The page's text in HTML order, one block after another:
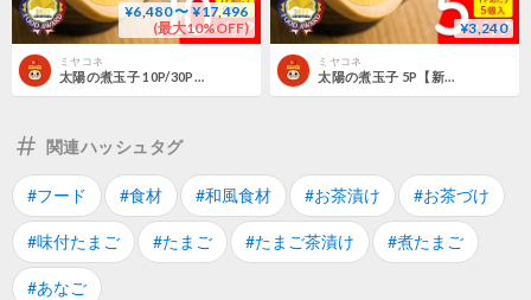
¥6,480 〜 ¥17,496
(最大10%OFF)
ミヤコネ
太陽の煮玉子 10P/30P【新発売記念！送料弊社負担！】
¥3,240
ミヤコネ
太陽の煮玉子 5P【新発売記念！送料 500円】
関連ハッシュタグ
#フード #食材 #和風食材 #お茶漬け #お茶づけ
#味付たまご #たまご #たまご茶漬け #煮たまご
#あなご